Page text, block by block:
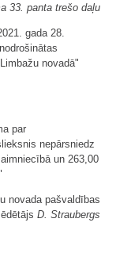
33. panta trešo daļu
gada 28.
novadā"
par
nepārsniedz
un 263,00
novada pašvaldības
D. Straubergs